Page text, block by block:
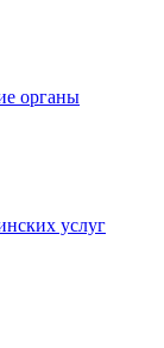
органы
услуг